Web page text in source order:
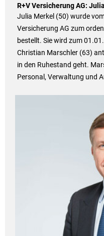
R+V Versicherung AG:
Julia Merkel (50) wurde
Versicherung AG zum
bestellt. Sie wird zum
Christian Marschler (63)
in den Ruhestand geht.
Personal, Verwaltung und